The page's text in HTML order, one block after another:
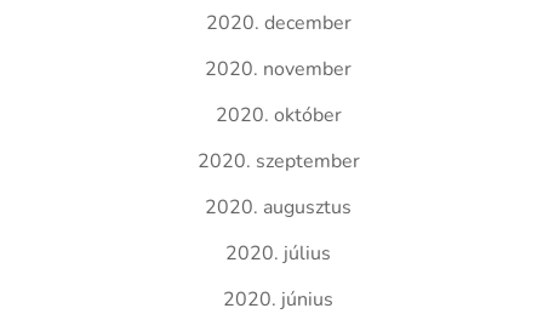
2020. december
2020. november
2020. október
2020. szeptember
2020. augusztus
2020. július
2020. június